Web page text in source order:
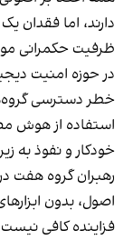
دارند، اما فقدان
ظرفیت حکمرانی
در حوزه امنیت
خطر دسترسی
استفاده از هوش
خودکار و نفوذ
رهبران گروه هفت
اصول، بدون
فزاینده کافی